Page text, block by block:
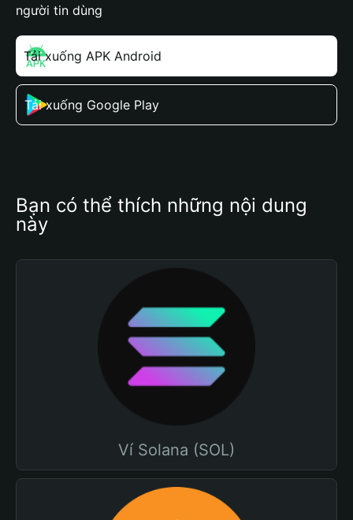
người tin dùng
Tải xuống APK Android
Tải xuống Google Play
Bạn có thể thích những nội dung
này
Ví Solana (SOL)